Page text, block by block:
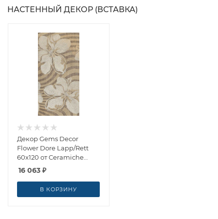
НАСТЕННЫЙ ДЕКОР (ВСТАВКА)
Декор Gems Decor
Flower Dore Lapp/Rett
60x120 от Ceramiche
Brennero (Италия)
16 063 ₽
В КОРЗИНУ